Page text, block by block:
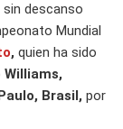
descanso
Mundial
, quien ha sido
Williams,
Brasil, por